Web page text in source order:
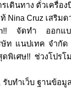
เดินทาง ตั๋วเครื่อ
Cruz เสริมด
จัดทำ ออกแ
ษัท แนปเทค จำกั
พิเศษ!! ช่วงโปร
บทำเว็บ ฐานข้อมู